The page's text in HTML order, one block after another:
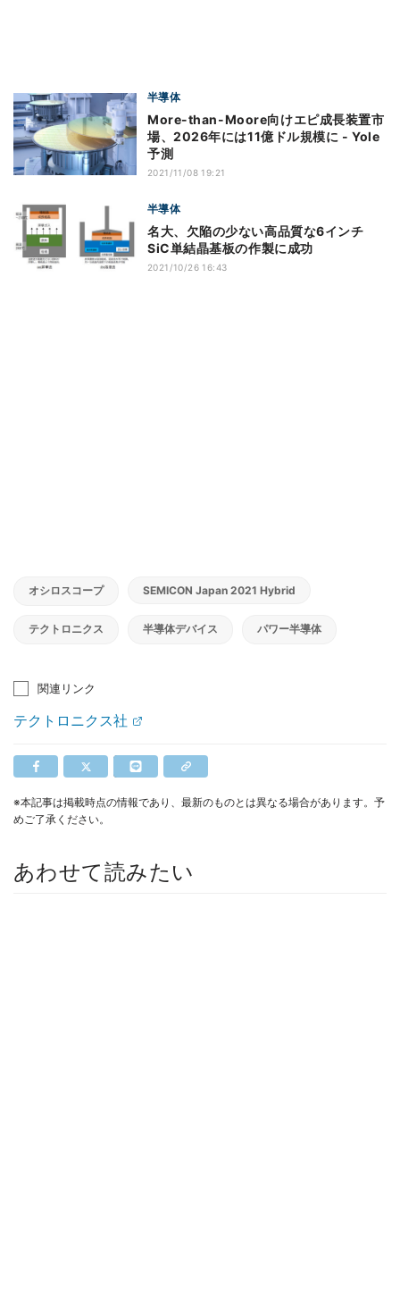
半導体
More-than-Moore向けエピ成長装置市
場、2026年には11億ドル規模に - Yole
予測
2021/11/08 19:21
半導体
名大、欠陥の少ない高品質な6インチ
SiC単結晶基板の作製に成功
2021/10/26 16:43
オシロスコープ SEMICON Japan 2021 Hybrid
テクトロニクス 半導体デバイス パワー半導体
関連リンク
テクトロニクス社
※本記事は掲載時点の情報であり、最新のものとは異なる場合があります。予
めご了承ください。
あわせて読みたい